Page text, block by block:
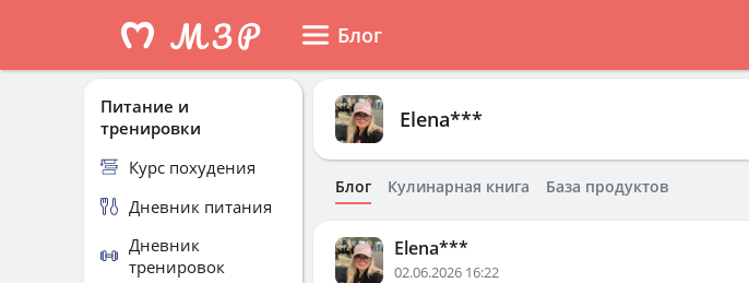
Блог
Elena***
Блог Кулинарная книга База продуктов
Elena***
02.06.2026 16:22
Питание и
тренировки
Курс похудения
Дневник питания
Дневник
тренировок